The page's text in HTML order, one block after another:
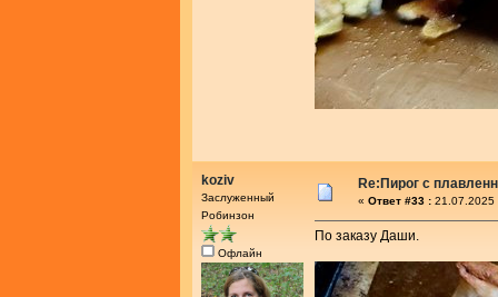
koziv
Заслуженный
Робинзон
Офлайн
Re:Пирог с
« Ответ #33 : 21.07.2025
По заказу Даши.